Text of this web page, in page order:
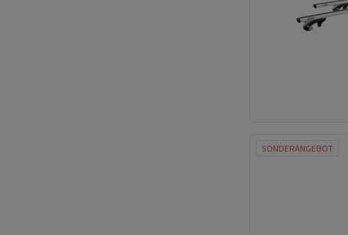
SONDERANGEBOT